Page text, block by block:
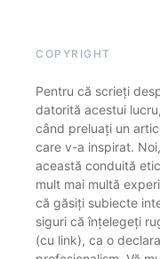
COPYRIGHT
Pentru că scrieți
datorită acestui
când preluați un
care v-a inspirat.
această conduită
mult mai multă
că găsiți subiecte
siguri că înțelegeți
(cu link), ca o